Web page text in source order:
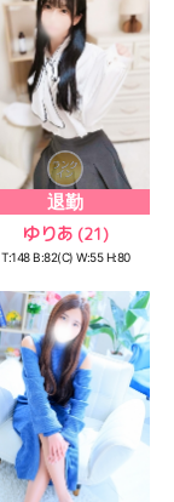
退勤
ゆりあ (21)
T:148 B:82(C) W:55 H:80